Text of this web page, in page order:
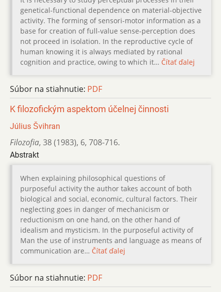
genetical-functional dependence on material-objective
activity. The forming of sensori-motor information as a
base for creation of full-value sense-perception does
not proceed in isolation. In the reproductive cycle of
human knowing it is always mediated by rational
cognition and practice, owing to which it… Čítať ďalej
Súbor na stiahnutie: PDF
K filozofickým aspektom účelnej činnosti
Július Švihran
Filozofia, 38 (1983), 6, 708-716.
Abstrakt
When explaining philosophical questions of
purposeful activity the author takes account of both
biological and social, economic, cultural factors. Their
neglecting goes in danger of mechanicism or
reductionism on one hand, on the other hand of
idealism and mysticism. In the purposeful activity of
Man the use of instruments and language as means of
communication are… Čítať ďalej
Súbor na stiahnutie: PDF